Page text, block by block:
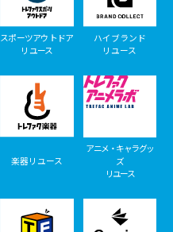
スポーツアウトドア
リユース
ハイブランド
リユース
楽器リユース
アニメ・キャラグッ
ズ
リユース